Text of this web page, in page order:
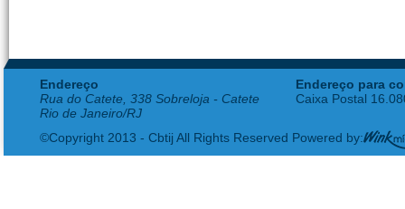
Endereço
Rua do Catete, 338 Sobreloja - Catete
Rio de Janeiro/RJ
Endereço para
Caixa Postal
©Copyright 2013 - Cbtij All Rights Reserved Powered by: